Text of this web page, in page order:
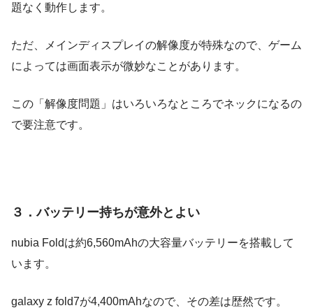
題なく動作します。
ただ、メインディスプレイの解像度が特殊なので、ゲーム
によっては画面表示が微妙なことがあります。
この「解像度問題」はいろいろなところでネックになるの
で要注意です。
３．バッテリー持ちが意外とよい
nubia Foldは約6,560mAhの大容量バッテリーを搭載して
います。
galaxy z fold7が4,400mAhなので、その差は歴然です。